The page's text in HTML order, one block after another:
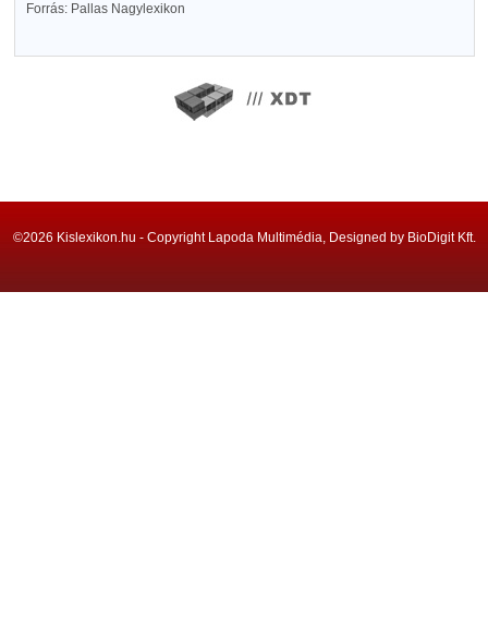
Forrás: Pallas Nagylexikon
©2026 Kislexikon.hu - Copyright Lapoda Multimédia, Designed by BioDigit Kft.